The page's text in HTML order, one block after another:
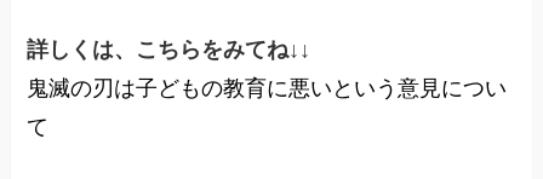
詳しくは、こちらをみてね↓↓
鬼滅の刃は子どもの教育に悪いという意見につい
て